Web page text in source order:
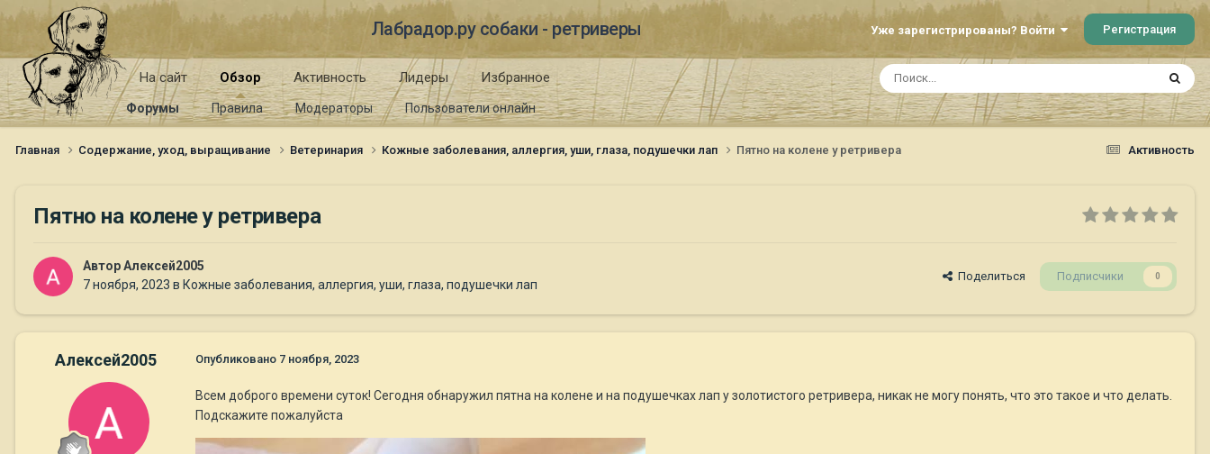
Лабрадор.ру собаки - ретриверы Уже зарегистрированы? Войти Регистрация
На сайт Обзор
Форумы Правила Модераторы Пользователи онлайн
Активность Лидеры Избранное
Активность
Главная Содержание, уход, выращивание Ветеринария Кожные заболевания, аллергия, уши, глаза, подушечки лап Пятно на колене у ретривера
Пятно на колене у ретривера
АвторАлексей2005
7 ноября, 2023 в Кожные заболевания, аллергия, уши, глаза, подушечки лап
Поделиться Подписчики 0
Алексей2005 Опубликовано 7 ноября, 2023
Всем доброго времени суток! Сегодня обнаружил пятна на колене и на подушечках лап у золотистого ретривера, никак не могу понять, что это такое и что делать.
Подскажите пожалуйста